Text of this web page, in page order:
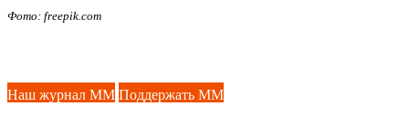
Фото: freepik.com
Наш журнал ММ Поддержать ММ